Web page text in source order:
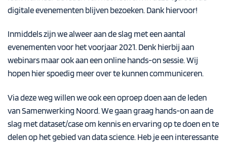
digitale evenementen blijven bezoeken. Dank hiervoor!
Inmiddels zijn we alweer aan de slag met een aantal
evenementen voor het voorjaar 2021. Denk hierbij aan
webinars maar ook aan een online hands-on sessie. Wij
hopen hier spoedig meer over te kunnen communiceren.
Via deze weg willen we ook een oproep doen aan de leden
van Samenwerking Noord. We gaan graag hands-on aan de
slag met dataset/case om kennis en ervaring op te doen en te
delen op het gebied van data science. Heb je een interessante